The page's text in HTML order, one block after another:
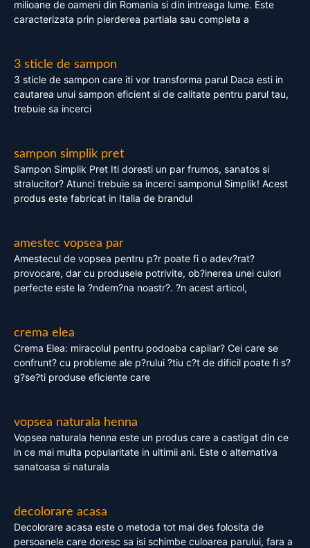
milioane de oameni din Romania si din intreaga lume. Este
caracterizata prin pierderea partiala sau completa a
3 sticle de sampon
3 sticle de sampon care iti vor transforma parul Daca esti in
cautarea unui sampon eficient si de calitate pentru parul tau,
trebuie sa incerci
sampon simplik pret
Sampon Simplik Pret Iti doresti un par frumos, sanatos si
stralucitor? Atunci trebuie sa incerci samponul Simplik! Acest
produs este fabricat in Italia de brandul
amestec vopsea par
Amestecul de vopsea pentru p?r poate fi o adev?rat?
provocare, dar cu produsele potrivite, ob?inerea unei culori
perfecte este la ?ndem?na noastr?. ?n acest articol,
crema elea
Crema Elea: miracolul pentru podoaba capilar? Cei care se
confrunt? cu probleme ale p?rului ?tiu c?t de dificil poate fi s?
g?se?ti produse eficiente care
vopsea naturala henna
Vopsea naturala henna este un produs care a castigat din ce
in ce mai multa popularitate in ultimii ani. Este o alternativa
sanatoasa si naturala
decolorare acasa
Decolorare acasa este o metoda tot mai des folosita de
persoanele care doresc sa isi schimbe culoarea parului, fara a